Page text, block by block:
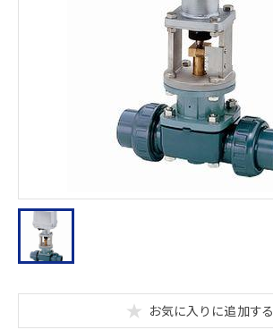
お気に入りに追加する